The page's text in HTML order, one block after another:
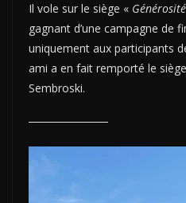
Il vole sur le siège « Générosité
gagnant d’une campagne de
uniquement aux participants
ami a en fait remporté le
Sembroski.